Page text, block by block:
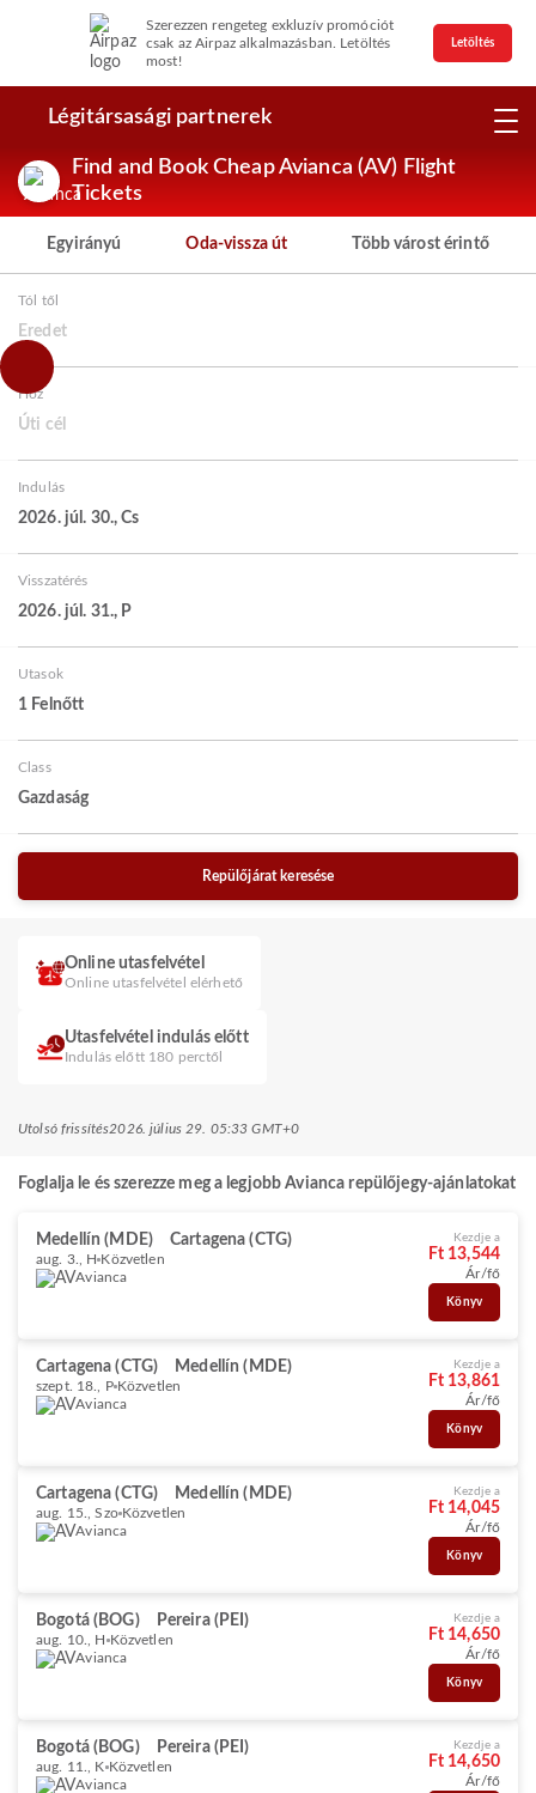
Szerezzen rengeteg exkluzív promóciót
csak az Airpaz alkalmazásban. Letöltés
most!
Letöltés
Légitársasági partnerek
Find and Book Cheap Avianca (AV) Flight
Tickets
Egyirányú Oda-vissza út Több várost érintő
Tól től
Eredet
Hoz
Úti cél
Indulás
2026. júl. 30., Cs
Visszatérés
2026. júl. 31., P
Utasok
1 Felnőtt
Class
Gazdaság
Repülőjárat keresése
Online utasfelvétel
Online utasfelvétel elérhető
Utasfelvétel indulás előtt
Indulás előtt 180 perctől
Utolsó frissítés2026. július 29. 05:33 GMT+0
Foglalja le és szerezze meg a legjobb Avianca repülőjegy-ajánlatokat
Medellín (MDE) Cartagena (CTG)
aug. 3., H Közvetlen
Avianca
Kezdje a
Ft 13,544
Ár/fő
Könyv
Cartagena (CTG) Medellín (MDE)
szept. 18., P Közvetlen
Avianca
Kezdje a
Ft 13,861
Ár/fő
Könyv
Cartagena (CTG) Medellín (MDE)
aug. 15., Szo Közvetlen
Avianca
Kezdje a
Ft 14,045
Ár/fő
Könyv
Bogotá (BOG) Pereira (PEI)
aug. 10., H Közvetlen
Avianca
Kezdje a
Ft 14,650
Ár/fő
Könyv
Bogotá (BOG) Pereira (PEI)
aug. 11., K Közvetlen
Avianca
Kezdje a
Ft 14,650
Ár/fő